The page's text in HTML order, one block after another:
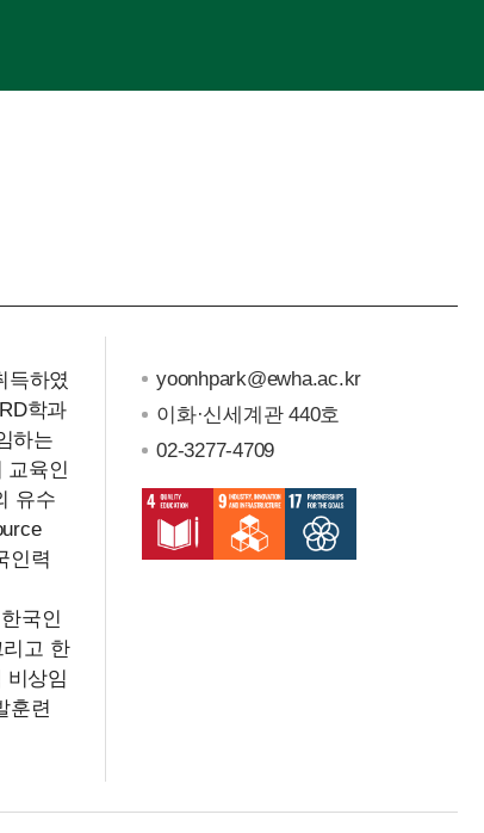
득하였
학과
하는
교육인
유수
인력
국인
고 한
비상임
훈련
yoonhpark@ewha.ac.kr
이화·신세계관 440호
02-3277-4709